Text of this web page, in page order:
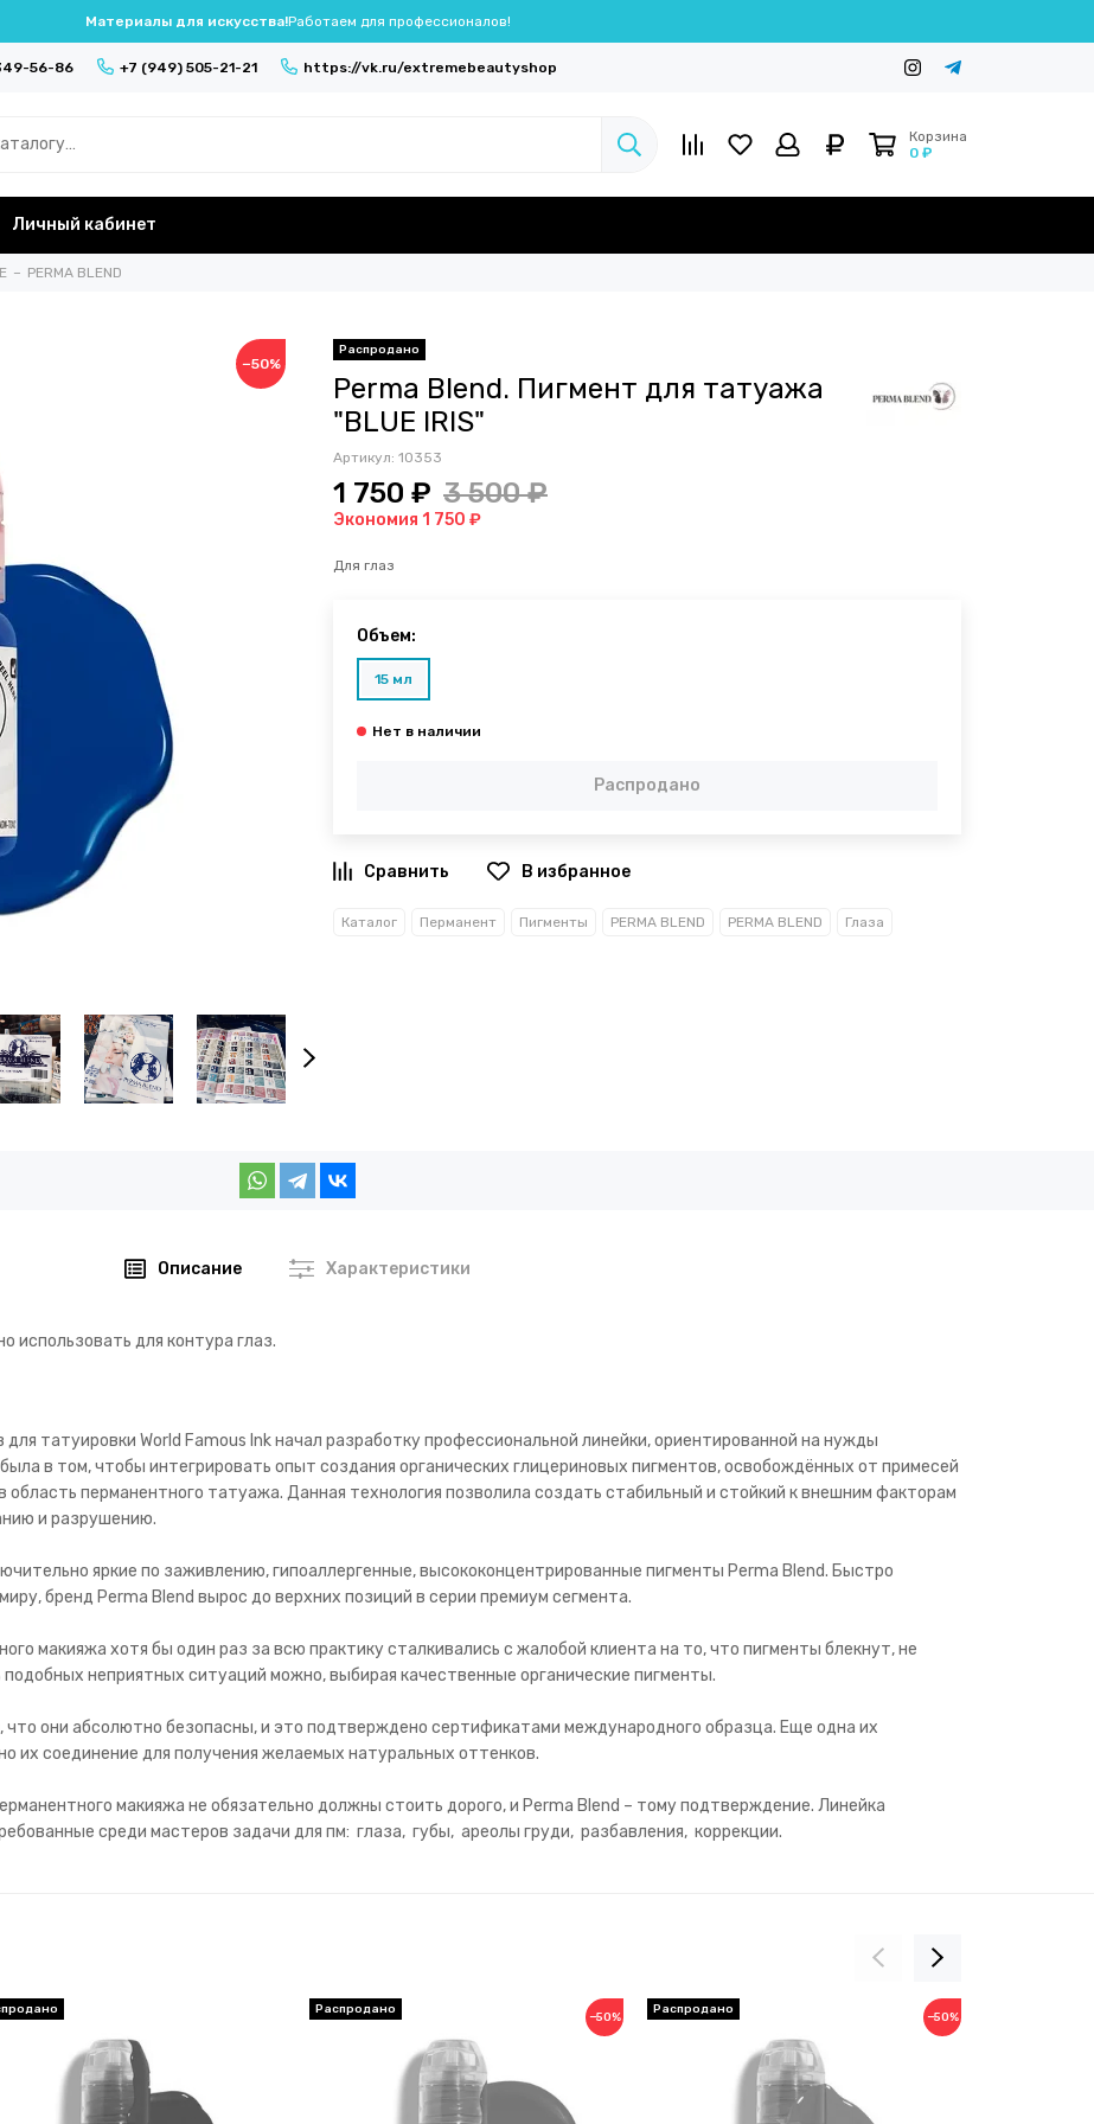
Материалы для искусства!Работаем для профессионалов!
56-86 +7 (949) 505-21-21 https://vk.ru/extremebeautyshop
Корзина
0 ₽
Личный кабинет
PERMA BLEND
−50%
Perma Blend. Пигмент для татуажа
"BLUE IRIS"
Артикул: 10353
1 750 ₽ 3 500 ₽
Экономия 1 750 ₽
Для глаз
Объем:
15 мл
Распродано
В избранное
Каталог Перманент Пигменты PERMA BLEND PERMA BLEND Глаза
Описание Характеристики
использовать для контура глаз.
татуировки World Famous Ink начал разработку профессиональной линейки, ориентированной на нужды
в том, чтобы интегрировать опыт создания органических глицериновых пигментов, освобождённых от примесей
перманентного татуажа. Данная технология позволила создать стабильный и стойкий к внешним факторам
и разрушению.
яркие по заживлению, гипоаллергенные, высококонцентрированные пигменты Perma Blend. Быстро
бренд Perma Blend вырос до верхних позиций в серии премиум сегмента.
макияжа хотя бы один раз за всю практику сталкивались с жалобой клиента на то, что пигменты блекнут, не
неприятных ситуаций можно, выбирая качественные органические пигменты.
они абсолютно безопасны, и это подтверждено сертификатами международного образца. Еще одна их
их соединение для получения желаемых натуральных оттенков.
макияжа не обязательно должны стоить дорого, и Perma Blend – тому подтверждение. Линейка
среди мастеров задачи для пм: глаза, губы, ареолы груди, разбавления, коррекции.
−50% −50%